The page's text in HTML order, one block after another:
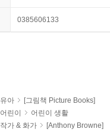
0385606133
유아
[그림책 Picture Books]
어린이
어린이 생활
작가 & 화가 [Anthony Browne]